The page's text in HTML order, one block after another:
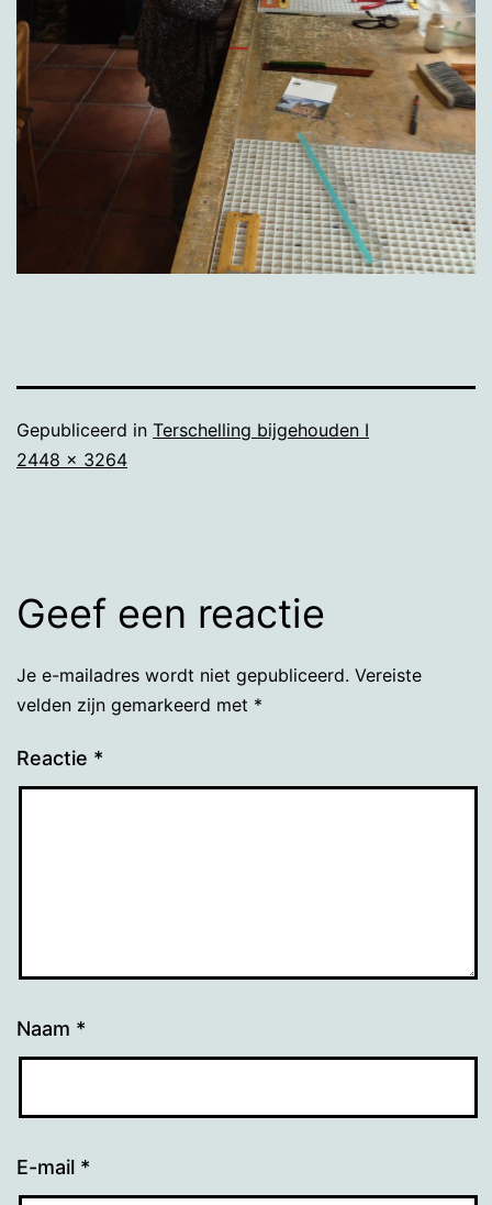
Gepubliceerd in Terschelling bijgehouden I
Volledige
2448 × 3264
Geef een reactie
Je e-mailadres wordt niet gepubliceerd. Vereiste
velden zijn gemarkeerd met *
Reactie *
Naam *
E-mail *